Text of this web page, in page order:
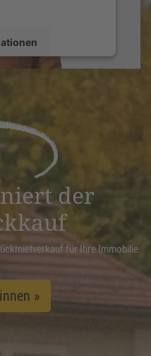
der
für Ihre Immobilie
»